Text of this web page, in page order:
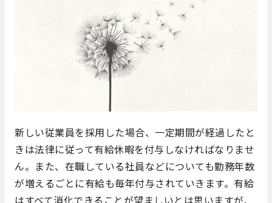
新しい従業員を採用した場合、一定期間が経過したと
きは法律に従って有給休暇を付与しなければなりませ
ん。また、在職している社員などについても勤務年数
が増えるごとに有給も毎年付与されていきます。有給
はすべて消化できることが望ましいとは思いますが、